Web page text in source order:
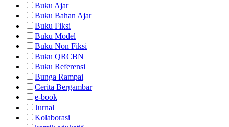
Buku Ajar
Buku Bahan Ajar
Buku Fiksi
Buku Model
Buku Non Fiksi
Buku QRCBN
Buku Referensi
Bunga Rampai
Cerita Bergambar
e-book
Jurnal
Kolaborasi